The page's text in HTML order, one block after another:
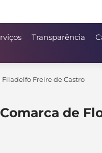
Transparência
Freire de Castro
de